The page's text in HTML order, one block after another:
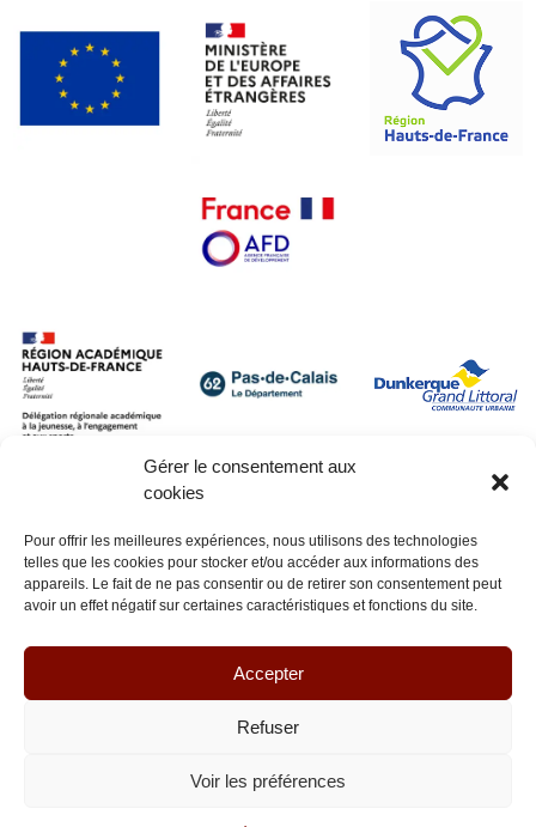
Gérer le consentement aux
cookies
Pour offrir les meilleures expériences, nous utilisons des technologies
telles que les cookies pour stocker et/ou accéder aux informations des
appareils. Le fait de ne pas consentir ou de retirer son consentement peut
avoir un effet négatif sur certaines caractéristiques et fonctions du site.
Accepter
Refuser
Voir les préférences